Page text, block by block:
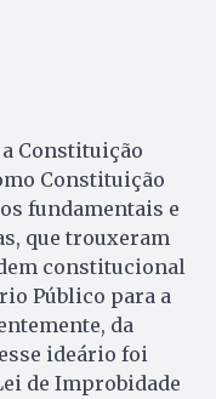
Constituição
Constituição
fundamentais e
que trouxeram
constitucional
Público para a
da
ideário foi
de Improbidade